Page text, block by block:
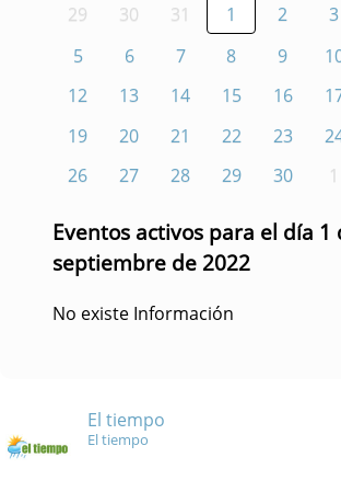
29 30 31 1 2 3
5
6 7 8 9
12
13 14 15 16
19
20 21 22 23
26
27 28 29 30 1
Eventos activos para el día 1
septiembre de 2022
No existe Información
El tiempo
El tiempo